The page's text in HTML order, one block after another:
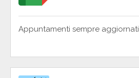
Appuntamenti sempre aggiornati